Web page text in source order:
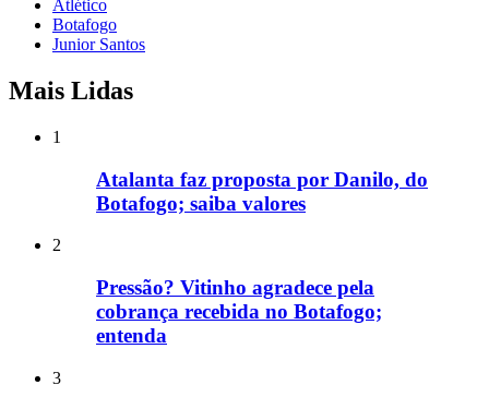
Atlético
Botafogo
Junior Santos
Mais Lidas
1
Atalanta faz proposta por Danilo, do
Botafogo; saiba valores
2
Pressão? Vitinho agradece pela
cobrança recebida no Botafogo;
entenda
3